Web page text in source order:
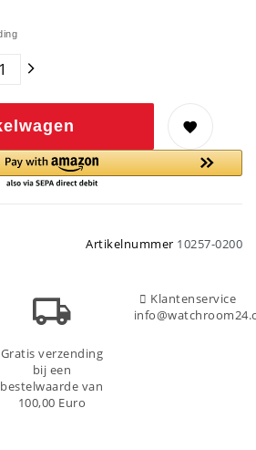
Artikelnummer 10257-0200
Gratis verzending
bij een
bestelwaarde van
100,00 Euro
Klantenservice